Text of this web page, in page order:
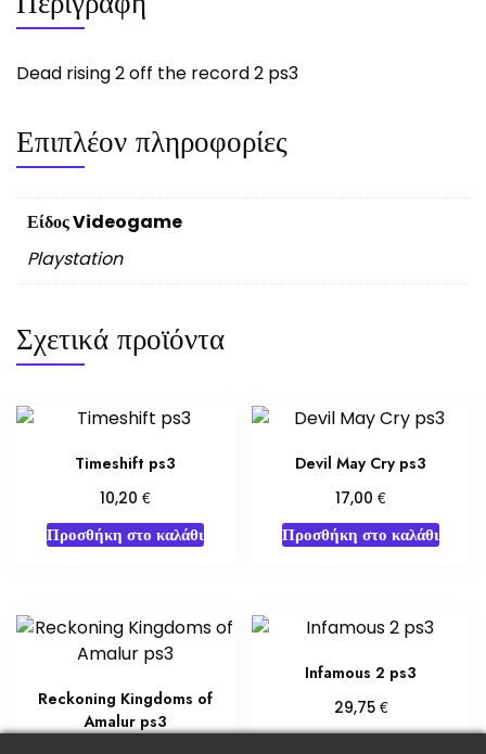
Dead rising 2 off the record 2 ps3
Επιπλέον πληροφορίες
Είδος Videogame
Playstation
Σχετικά προϊόντα
Timeshift ps3
10,20 €
Προσθήκη στο καλάθι
Devil May Cry ps3
17,00€
Προσθήκη στο καλάθι
Reckoning Kingdoms of
Amalur ps3
Infamous 2 ps3
29,75 €